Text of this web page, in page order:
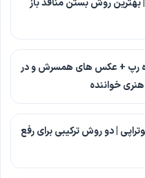
بهترین روش بستن منافذ باز
رپ + عکس های همسرش و در
خواننده
| دو روش ترکیبی برای رفع